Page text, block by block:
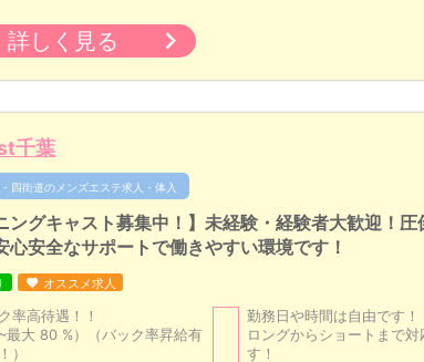
詳しく見る
千葉
四街道のメンズエステ求人・体入
ングキャスト募集中！】未経験・経験者大歓迎！圧
心安全なサポートで働きやすい環境です！
オススメ求人
率高待遇！！
最大 80 %）（バック率昇給有
）
勤務日や時間は自由です！
ロングからショートまで対
す！